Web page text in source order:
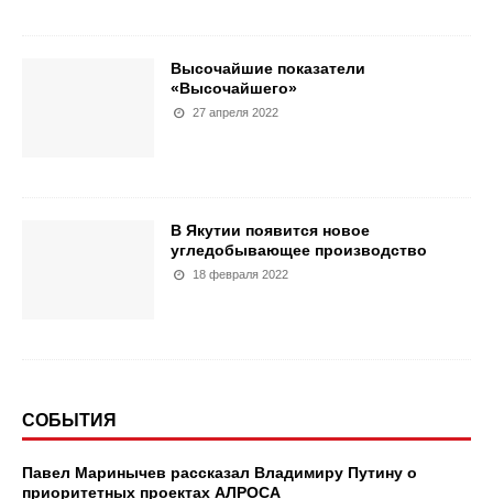
Высочайшие показатели
«Высочайшего»
27 апреля 2022
В Якутии появится новое
угледобывающее производство
18 февраля 2022
СОБЫТИЯ
Павел Маринычев рассказал Владимиру Путину о
приоритетных проектах АЛРОСА